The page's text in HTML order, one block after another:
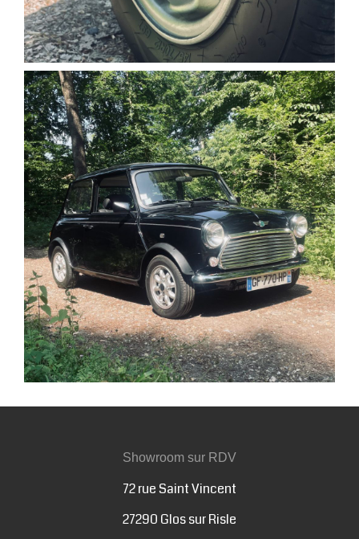
Showroom sur RDV
72 rue Saint Vincent
27290 Glos sur Risle